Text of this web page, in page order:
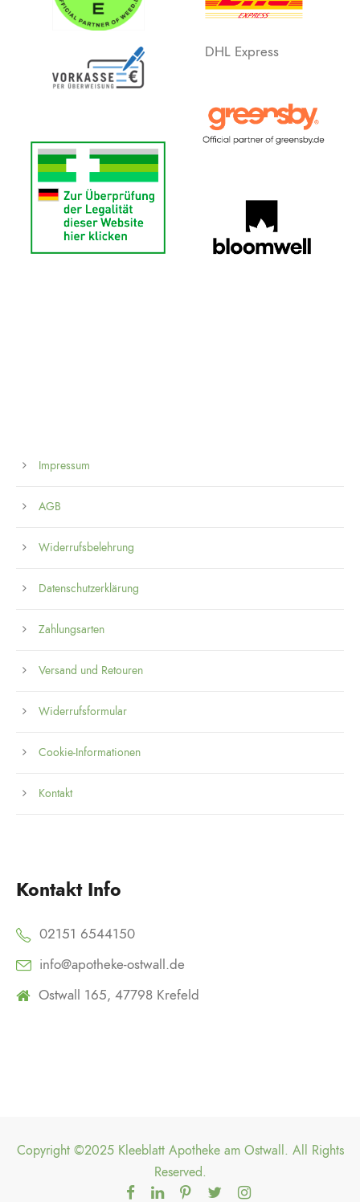
DHL Express
Impressum
AGB
Widerrufsbelehrung
Datenschutzerklärung
Zahlungsarten
Versand und Retouren
Widerrufsformular
Cookie-Informationen
Kontakt
Kontakt Info
02151 6544150
info@apotheke-ostwall.de
Ostwall 165, 47798 Krefeld
Copyright ©2025 Kleeblatt Apotheke am Ostwall. All Rights
Reserved.